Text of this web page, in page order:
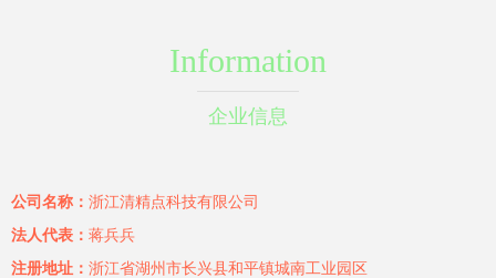
Information
企业信息
公司名称： 浙江清精点科技有限公司
法人代表： 蒋兵兵
注册地址： 浙江省湖州市长兴县和平镇城南工业园区